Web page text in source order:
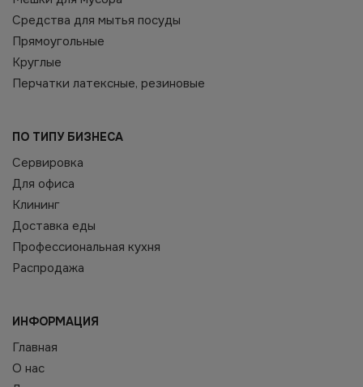
Средства для мытья посуды
Прямоугольные
Круглые
Перчатки латексные, резиновые
ПО ТИПУ БИЗНЕСА
Сервировка
Для офиса
Клининг
Доставка еды
Профессиональная кухня
Распродажа
ИНФОРМАЦИЯ
Главная
О нас